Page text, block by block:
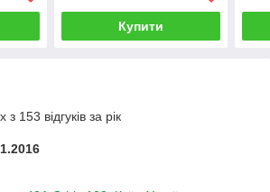
Купити
153 відгуків за рік